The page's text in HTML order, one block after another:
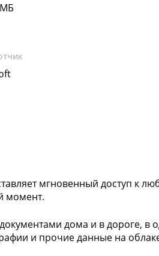
мгновенный доступ к
момент.
дома и в дороге, в
и прочие данные на